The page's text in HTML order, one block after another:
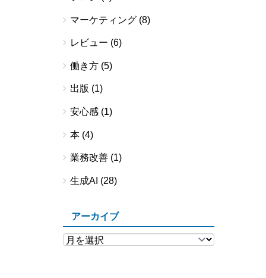
マーケティング(8)
レビュー (6)
働き方(5)
出版 (1)
安心感(1)
本(4)
業務改善(1)
生成AI (28)
アーカイブ